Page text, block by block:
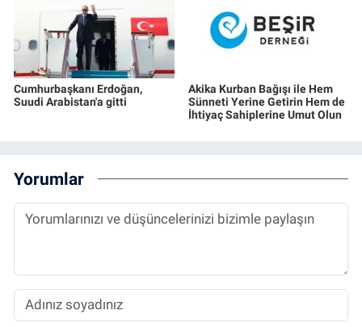
Cumhurbaşkanı Erdoğan,
Suudi Arabistan'a gitti
Akika Kurban Bağışı ile Hem
Sünneti Yerine Getirin Hem de
İhtiyaç Sahiplerine Umut Olun
Yorumlar